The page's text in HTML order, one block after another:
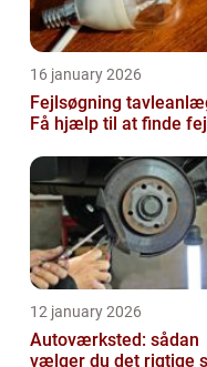
16 january 2026
Fejlsøgning
Få hjælp til at finde
12 january 2026
Autoværksted: sådan
vælger du det rigtige